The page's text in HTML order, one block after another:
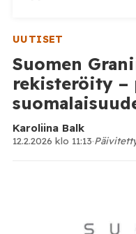
UUTISET
Suomen
rekisteröity –
Karoliina Balk
12.2.2026 klo 11:13·